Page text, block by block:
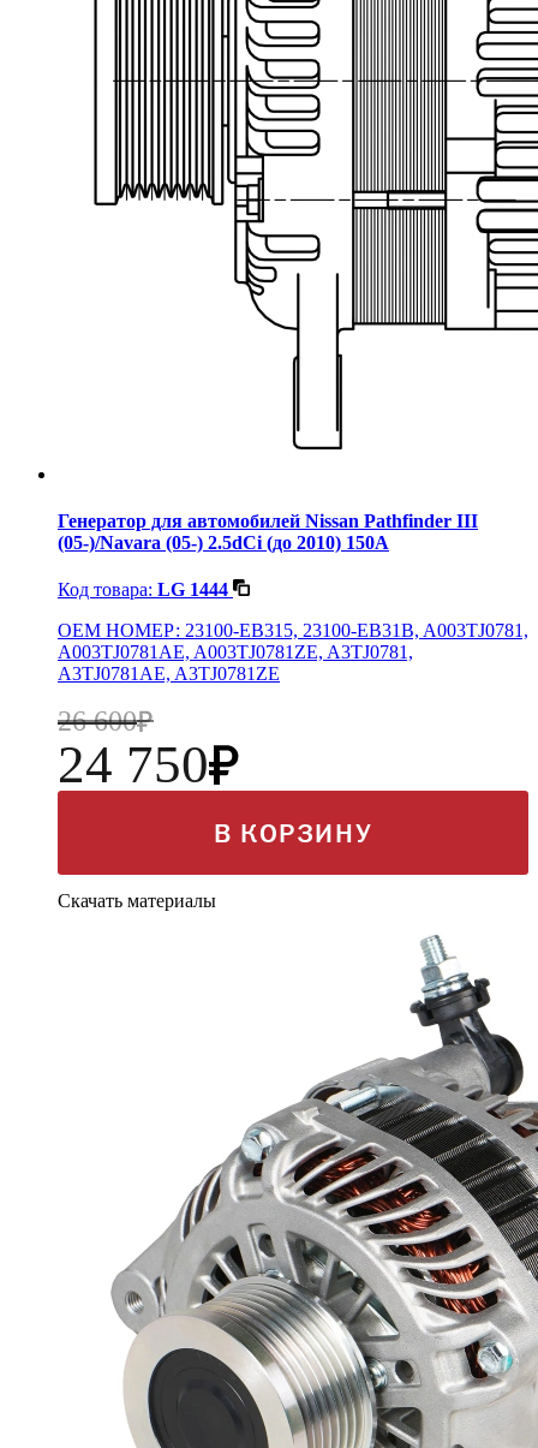
Генератор для автомобилей Nissan Pathfinder III
(05-)/Navara (05-) 2.5dCi (до 2010) 150A
Код товара: LG 1444
OEM НОМЕР: 23100-EB315, 23100-EB31B, A003TJ0781,
A003TJ0781AE, A003TJ0781ZE, A3TJ0781,
A3TJ0781AE, A3TJ0781ZE
26 600
24 750
В КОРЗИНУ
Скачать материалы